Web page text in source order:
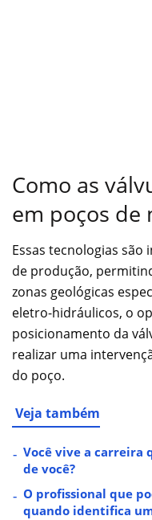
Como as
em poços de
Essas tecnologias
de produção,
zonas geológicas
eletro-hidráulicos, o
posicionamento da
realizar uma
do poço.
Veja também
Você vive a carreira
de você?
O profissional que
quando identifica